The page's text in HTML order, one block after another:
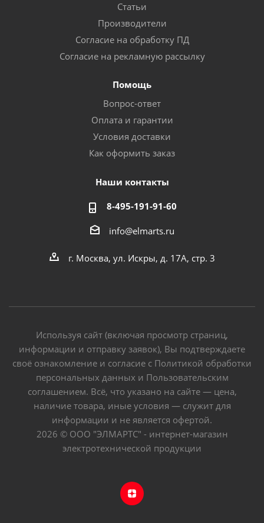
Статьи
Производители
Согласие на обработку ПД
Согласие на рекламную рассылку
Помощь
Вопрос-ответ
Оплата и гарантии
Условия доставки
Как оформить заказ
Наши контакты
8-495-191-91-60
info@elmarts.ru
г. Москва, ул. Искры, д. 17А, стр. 3
Используя сайт (включая просмотр страниц,
информации и отправку заявок), Вы подтверждаете
своё ознакомление и согласие с Политикой обработки
персональных данных и Пользовательским
соглашением. Всё, что указано на сайте — цена,
наличие товара, иные условия — служит для
информации и не является офертой.
2026 © ООО "ЭЛМАРТС" - интернет-магазин
электротехнической продукции